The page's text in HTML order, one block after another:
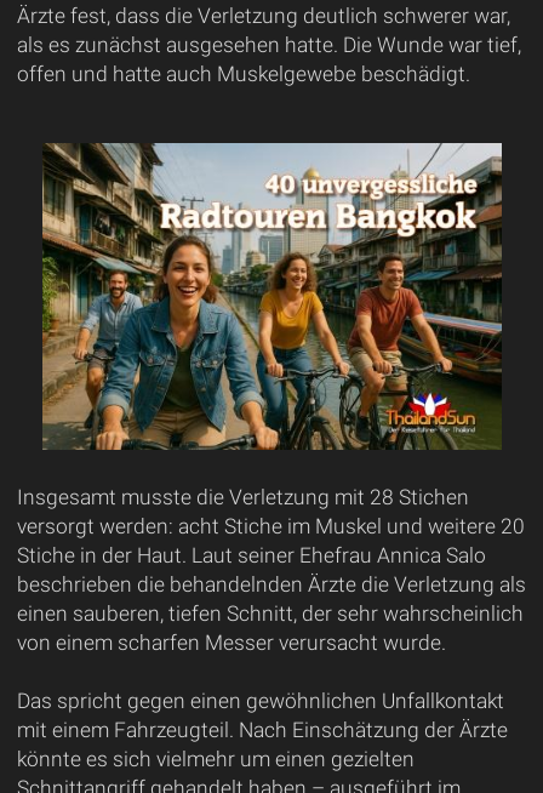
Ärzte fest, dass die Verletzung deutlich schwerer war,
als es zunächst ausgesehen hatte. Die Wunde war tief,
offen und hatte auch Muskelgewebe beschädigt.
Insgesamt musste die Verletzung mit 28 Stichen
versorgt werden: acht Stiche im Muskel und weitere 20
Stiche in der Haut. Laut seiner Ehefrau Annica Salo
beschrieben die behandelnden Ärzte die Verletzung als
einen sauberen, tiefen Schnitt, der sehr wahrscheinlich
von einem scharfen Messer verursacht wurde.
Das spricht gegen einen gewöhnlichen Unfallkontakt
mit einem Fahrzeugteil. Nach Einschätzung der Ärzte
könnte es sich vielmehr um einen gezielten